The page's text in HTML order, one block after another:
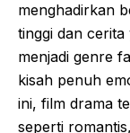
menghadirkan
tinggi dan
menjadi genre
kisah penuh
ini, film drama
seperti